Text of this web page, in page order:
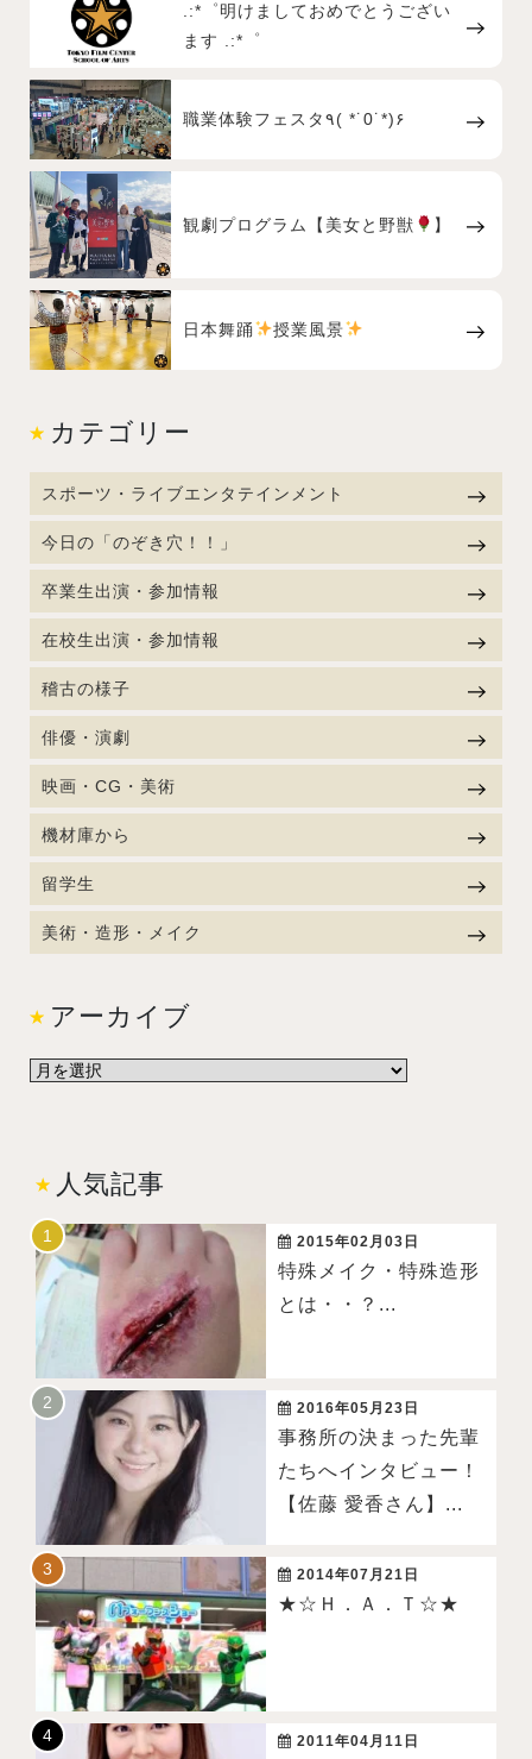
.:*゜明けましておめでとうござい
ます .:*゜
職業体験フェスタ٩( *˙0˙*)۶
観劇プログラム【美女と野獣 】
日本舞踊 授業風景
カテゴリー
スポーツ・ライブエンタテインメント
今日の「のぞき穴！！」
卒業生出演・参加情報
在校生出演・参加情報
稽古の様子
俳優・演劇
映画・CG・美術
機材庫から
留学生
美術・造形・メイク
アーカイブ
人気記事
2015年02月03日
特殊メイク・特殊造形
とは・・？...
2016年05月23日
事務所の決まった先輩
たちへインタビュー！
【佐藤 愛香さん】...
2014年07月21日
★☆Ｈ．Ａ．Ｔ☆★
2011年04月11日